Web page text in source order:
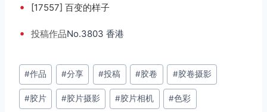
• [17557] 百变的样子
• 投稿作品No.3803 香港
文
章
标
#作品 #分享 #投稿 #胶卷 #胶卷摄影
#胶片 #胶片摄影 #胶片相机 #色彩